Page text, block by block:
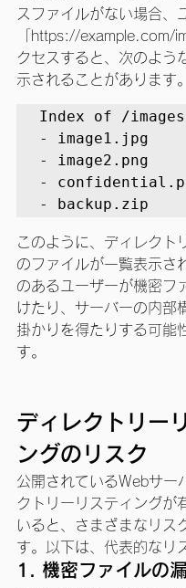
スファイルがない場合、
「https://example.com/
クセスすると、次のよう
示されることがあります。
Index of /images
- image1.jpg
- image2.png
-
- backup.zip
このように、ディレクト
のファイルが一覧表示さ
のあるユーザーが機密フ
けたり、サーバーの内部
掛かりを得たりする可能
す。
ディレクトリー
ングのリスク
公開されているWebサー
クトリーリスティングが
いると、さまざまなリス
す。以下は、代表的なリ
1. 機密ファイルの